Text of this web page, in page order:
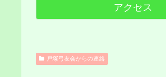
戸塚弓友会からの連絡